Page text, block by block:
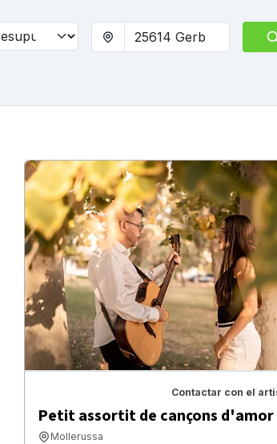
Contactar con el
Petit assortit de cançons d'amor
Mollerussa